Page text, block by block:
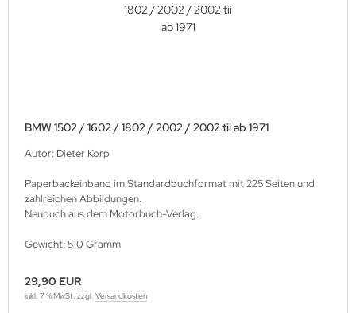
BMW 1502 / 1602 / 1802 / 2002 / 2002 tii ab 1971
Autor: Dieter Korp
Paperbackeinband im Standardbuchformat mit 225 Seiten und
zahlreichen Abbildungen.
Neubuch aus dem Motorbuch-Verlag.
Gewicht: 510 Gramm
29,90 EUR
inkl. 7 % MwSt. zzgl. Versandkosten